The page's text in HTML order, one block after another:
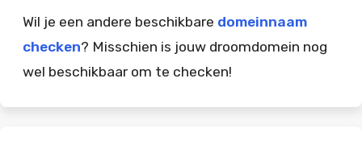
Wil je een andere beschikbare domeinnaam
checken? Misschien is jouw droomdomein nog
wel beschikbaar om te checken!